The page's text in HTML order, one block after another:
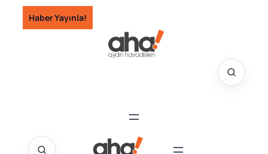
İçeriğe
geç
Haber Yayınla!